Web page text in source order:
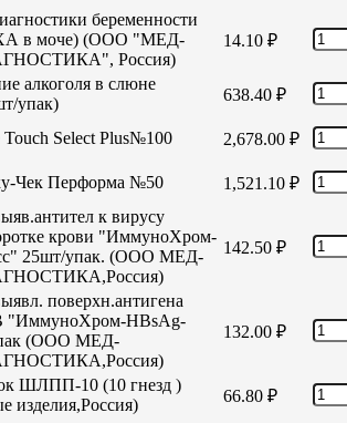
беременности
в моче) (ООО "МЕД-
Россия)
14.10 ₽
алкоголя в слюне
упак)
638.40 ₽
Touch Select Plus№100 2,678.00 ₽
Чек Перформа №50 1,521.10 ₽
к вирусу
крови "ИммуноХром-
25шт/упак. (ООО МЕД-
142.50 ₽
поверхн.антигена
В "ИммуноХром-HBsAg-
(ООО МЕД-
132.00 ₽
ШЛПП-10 (10 гнезд )
66.80 ₽